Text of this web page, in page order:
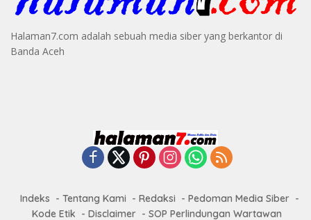
Halaman7.com adalah sebuah media siber yang berkantor di
Banda Aceh
Indeks Tentang Kami Redaksi
Pedoman Media Siber
Kode Etik
Disclaimer SOP Perlindungan Wartawan